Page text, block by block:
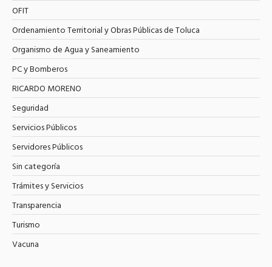
OFIT
Ordenamiento Territorial y Obras Públicas de Toluca
Organismo de Agua y Saneamiento
PC y Bomberos
RICARDO MORENO
Seguridad
Servicios Públicos
Servidores Públicos
Sin categoría
Trámites y Servicios
Transparencia
Turismo
Vacuna